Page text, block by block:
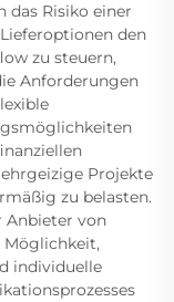
Risiko einer
den
zu steuern,
Anforderungen
Projekte
zu belasten.
Anbieter von
Möglichkeit,
individuelle